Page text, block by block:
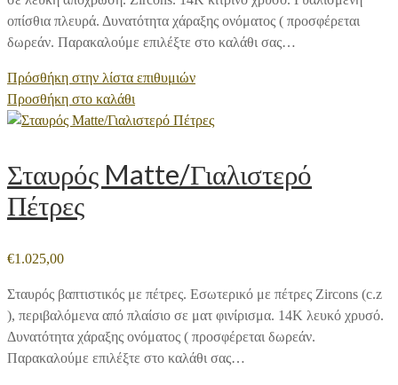
οπίσθια πλευρά. Δυνατότητα χάραξης ονόματος ( προσφέρεται
δωρεάν. Παρακαλούμε επιλέξτε στο καλάθι σας…
Πρόσθήκη στην λίστα επιθυμιών
Προσθήκη στο καλάθι
Σταυρός Matte/Γιαλιστερό
Πέτρες
€1.025,00
Σταυρός βαπτιστικός με πέτρες. Εσωτερικό με πέτρες Zircons (c.z
), περιβαλόμενα από πλαίσιο σε ματ φινίρισμα. 14Κ λευκό χρυσό.
Δυνατότητα χάραξης ονόματος ( προσφέρεται δωρεάν.
Παρακαλούμε επιλέξτε στο καλάθι σας…